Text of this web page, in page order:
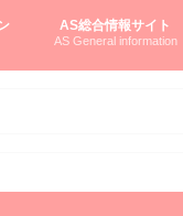
AS総合情報サイト
AS General information